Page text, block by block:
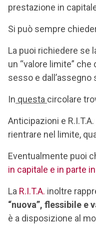
prestazione in
Si può sempre
La puoi richiedere se
un “valore limite” che
sesso e dall’assegno
In questa circolare
Anticipazioni e
rientrare nel limite,
Eventualmente puoi
in capitale e in parte
La R.I.T.A. inoltre
“nuova”, flessibile e
è a disposizione al